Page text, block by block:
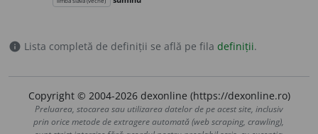
info Lista completă de definiții se află pe fila definiții.
Copyright © 2004-2026 dexonline (https://dexonline.ro)
Preluarea, stocarea sau utilizarea datelor de pe acest site, inclusiv
prin orice metode de extragere automată (web scraping, crawling),